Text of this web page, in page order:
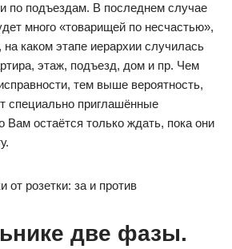
по подъездам. В последнем случае
много «товарищей по несчастью»,
на каком этапе иерархии случилась
этаж, подъезд, дом и пр. Чем
тем выше вероятность,
специально приглашённые
Вам остаётся только ждать, пока они
от розетки: за и против
две фазы.